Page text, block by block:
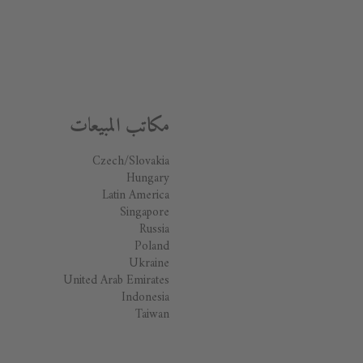
مكاتب المبيعات
Czech/Slovakia
Hungary
Latin America
Singapore
Russia
Poland
Ukraine
United Arab Emirates
Indonesia
Taiwan